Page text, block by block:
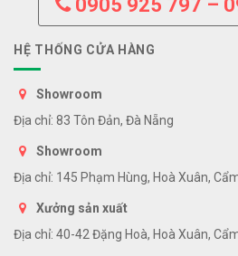
0905 925 797 –
HỆ THỐNG CỬA HÀNG
Showroom
Địa chỉ: 83 Tôn Đản, Đà Nẵng
Showroom
Địa chỉ: 145 Phạm Hùng, Hoà Xuân,
Xưởng sản xuất
Địa chỉ: 40-42 Đặng Hoà, Hoà Xuân,